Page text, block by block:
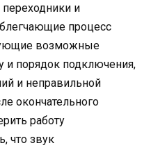
и
процесс
возможные
и порядок подключения,
и неправильной
окончательного
работу
что звук